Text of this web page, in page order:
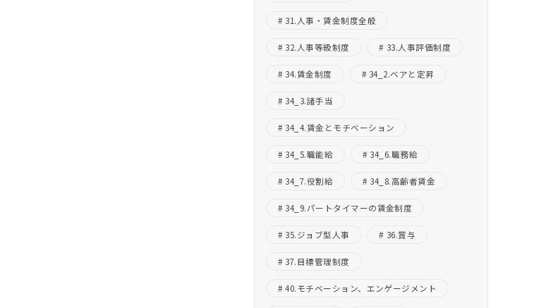
31.人事・賃金制度全般
32.人事等級制度 33.人事評価制度
34.賃金制度 34_2.ベアと定昇
34_3.諸手当
34_4.賃金とモチベーション
34_5.職能給 34_6.職務給
34_7.役割給 34_8.高齢者賃金
34_9.パートタイマーの賃金制度
35.ジョブ型人事 36.賞与
37.目標管理制度
40.モチベーション、エンゲージメント